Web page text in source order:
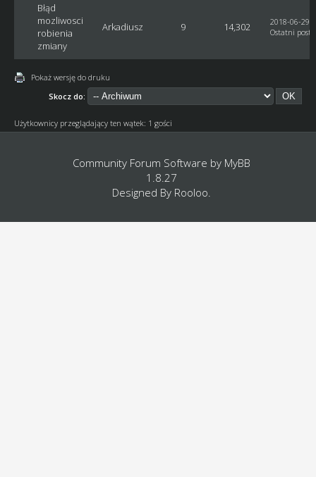
Błąd
mozliwosci
robienia
zmiany
Arkadiusz 9 14,302
2018-06-29,
Ostatni post
Pokaż wersję do druku
Skocz do:
Użytkownicy przeglądający ten wątek: 1 gości
Community Forum Software by MyBB
1.8.27
Designed By Rooloo